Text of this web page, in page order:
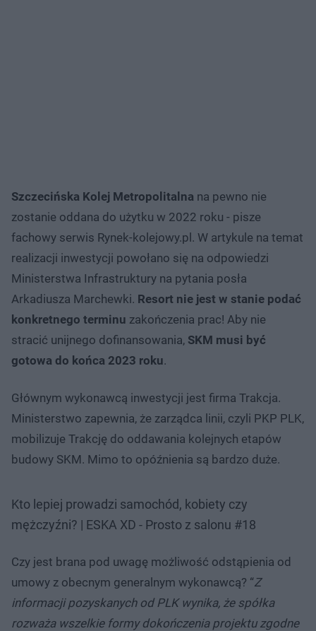
Szczecińska Kolej Metropolitalna na pewno nie
zostanie oddana do użytku w 2022 roku - pisze
fachowy serwis Rynek-kolejowy.pl. W artykule na temat
realizacji inwestycji powołano się na odpowiedzi
Ministerstwa Infrastruktury na pytania posła
Arkadiusza Marchewki. Resort nie jest w stanie podać
konkretnego terminu zakończenia prac! Aby nie
stracić unijnego dofinansowania, SKM musi być
gotowa do końca 2023 roku.
Głównym wykonawcą inwestycji jest firma Trakcja.
Ministerstwo zapewnia, że zarządca linii, czyli PKP PLK,
mobilizuje Trakcję do oddawania kolejnych etapów
budowy SKM. Mimo to opóźnienia są bardzo duże.
Kto lepiej prowadzi samochód, kobiety czy
mężczyźni? | ESKA XD - Prosto z salonu #18
Czy jest brana pod uwagę możliwość odstąpienia od
umowy z obecnym generalnym wykonawcą? “Z
informacji pozyskanych od PLK wynika, że spółka
rozważa wszelkie formy dokończenia projektu zgodne